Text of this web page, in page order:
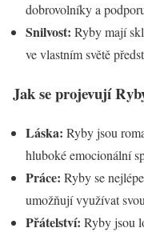
dobrovolníky a
Snilvost: Ryby mají
ve vlastním světě
Jak se projevují
Láska: Ryby jsou
hluboké emocionální
Práce: Ryby se
umožňují využívat
Přátelství: Ryby jsou